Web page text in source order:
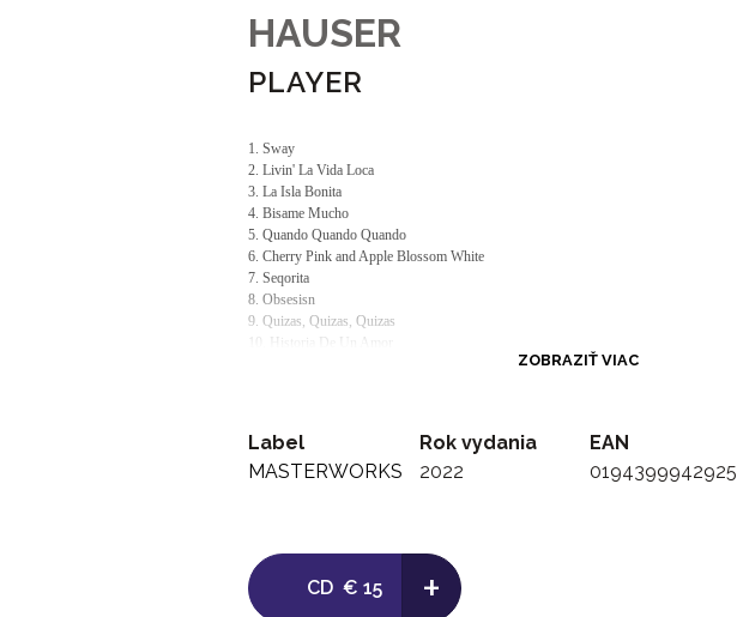
HAUSER
PLAYER
1. Sway
2. Livin' La Vida Loca
3. La Isla Bonita
4. Bisame Mucho
5. Quando Quando Quando
6. Cherry Pink and Apple Blossom White
7. Seqorita
8. Obsesisn
9. Quizas, Quizas, Quizas
10. Historia De Un Amor
ZOBRAZIŤ VIAC
Label
MASTERWORKS
Rok vydania
2022
EAN
0194399942925
CD € 15 +